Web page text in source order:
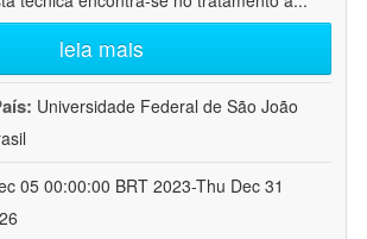
leia mais
Universidade Federal de São João
05 00:00:00 BRT 2023-Thu Dec 31